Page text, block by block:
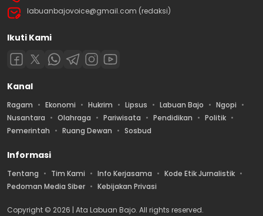
labuanbajovoice@gmail.com (redaksi)
Ikuti Kami
Kanal
Ragam Ekonomi Hukrim Lipsus Labuan Bajo
Ngopi
Nusantara
Olahraga Pariwisata Pendidikan
Politik
Pemerintah
Ruang Dewan Sosbud
Informasi
Tentang Tim Kami Info Kerjasama
Kode Etik Jurnalistik
Pedoman Media Siber
Kebijakan Privasi
Copyright © 2026 | Ata Labuan Bajo. All rights reserved.